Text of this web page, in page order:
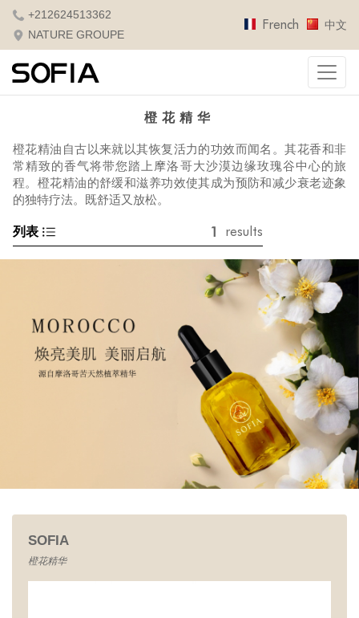
+212624513362
NATURE GROUPE
French 中文
橙花精华
橙花精油自古以来就以其恢复活力的功效而闻名。其花香和非
常精致的香气将带您踏上摩洛哥大沙漠边缘玫瑰谷中心的旅
程。 橙花精油的舒缓和滋养功效使其成为预防和减少衰老迹象
的独特疗法。 既舒适又放松。
列表 1 results
SOFIA
橙花精华